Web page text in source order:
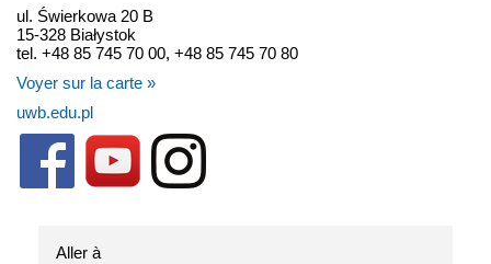
ul. Świerkowa 20 B
15-328 Białystok
tel. +48 85 745 70 00, +48 85 745 70 80
Voyer sur la carte »
uwb.edu.pl
Aller à